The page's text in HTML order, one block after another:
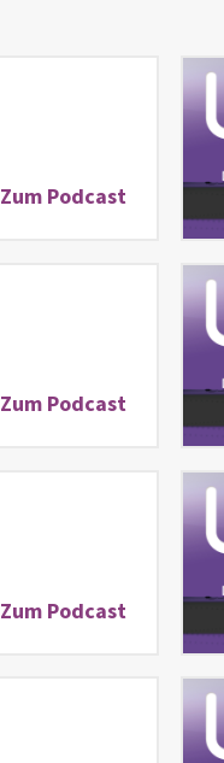
Zum Podcast
Zum Podcast
Zum Podcast